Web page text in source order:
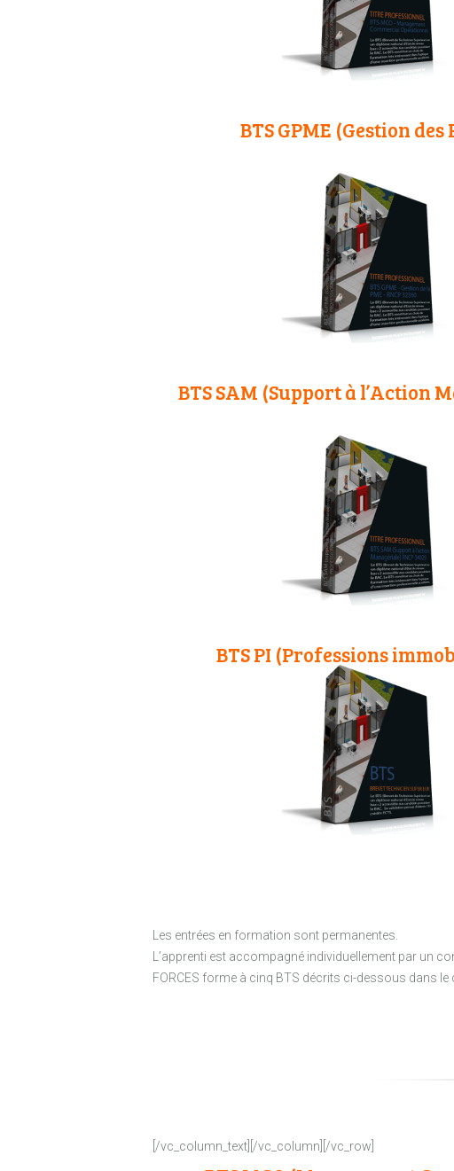
BTS GPME (Gestion des
BTS SAM (Support à l’Action
BTS PI (Professions
Les entrées en formation sont permanentes.
L’apprenti est accompagné individuellement par un
FORCES forme à cinq BTS décrits ci-dessous dans
[/vc_column_text][/vc_column][/vc_row]